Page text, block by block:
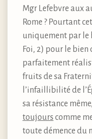
Mgr Lefebvre aux
Rome ? Pourtant
uniquement par le
Foi, 2) pour le bien
parfaitement
fruits de sa
l’infaillibilité de
sa résistance
toujours comme
toute démence du